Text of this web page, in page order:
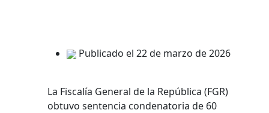
Publicado el 22 de marzo de 2026
La Fiscalía General de la República (FGR)
obtuvo sentencia condenatoria de 60